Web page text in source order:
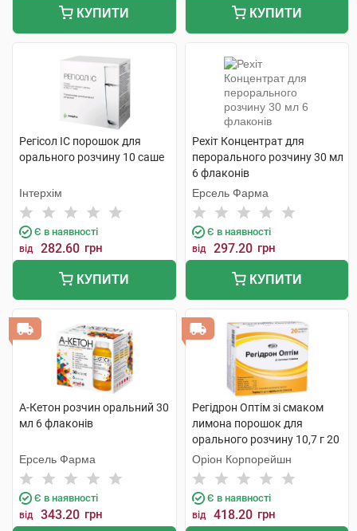
КУПИТИ КУПИТИ
Регісол ІС порошок для
орального розчину 10 саше
Інтерхім
Є в наявності
від 282.60 грн
КУПИТИ
Рехіт Концентрат для
перорального розчину 30 мл
6 флаконів
Ерсель Фарма
Є в наявності
від 297.20 грн
КУПИТИ
А-Кетон розчин оральний 30
мл 6 флаконів
Ерсель Фарма
Є в наявності
від 343.20 грн
Регідрон Оптім зі смаком
лимона порошок для
орального розчину 10,7 г 20
пакетиків
Оріон Корпорейшн
Є в наявності
від 418.20 грн